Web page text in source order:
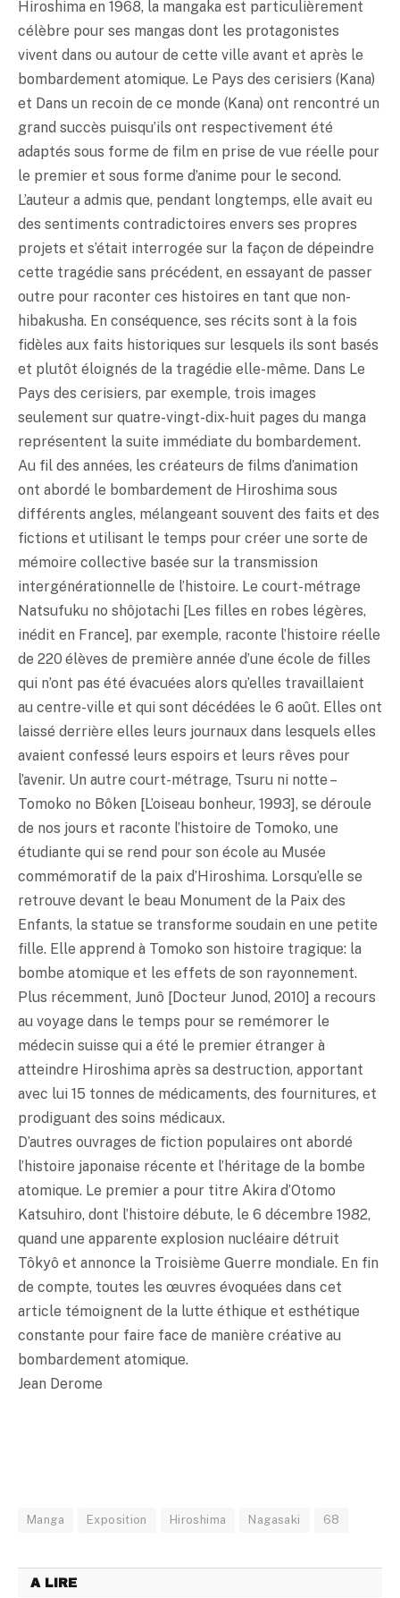
Hiroshima en 1968, la mangaka est particulièrement
célèbre pour ses mangas dont les protagonistes
vivent dans ou autour de cette ville avant et après le
bombardement atomique. Le Pays des cerisiers (Kana)
et Dans un recoin de ce monde (Kana) ont rencontré un
grand succès puisqu’ils ont respectivement été
adaptés sous forme de film en prise de vue réelle pour
le premier et sous forme d’anime pour le second.
L’auteur a admis que, pendant longtemps, elle avait eu
des sentiments contradictoires envers ses propres
projets et s’était interrogée sur la façon de dépeindre
cette tragédie sans précédent, en essayant de passer
outre pour raconter ces histoires en tant que non-
hibakusha. En conséquence, ses récits sont à la fois
fidèles aux faits historiques sur lesquels ils sont basés
et plutôt éloignés de la tragédie elle-même. Dans Le
Pays des cerisiers, par exemple, trois images
seulement sur quatre-vingt-dix-huit pages du manga
représentent la suite immédiate du bombardement.
Au fil des années, les créateurs de films d’animation
ont abordé le bombardement de Hiroshima sous
différents angles, mélangeant souvent des faits et des
fictions et utilisant le temps pour créer une sorte de
mémoire collective basée sur la transmission
intergénérationnelle de l’histoire. Le court-métrage
Natsufuku no shôjotachi [Les filles en robes légères,
inédit en France], par exemple, raconte l’histoire réelle
de 220 élèves de première année d’une école de filles
qui n’ont pas été évacuées alors qu’elles travaillaient
au centre-ville et qui sont décédées le 6 août. Elles ont
laissé derrière elles leurs journaux dans lesquels elles
avaient confessé leurs espoirs et leurs rêves pour
l’avenir. Un autre court-métrage, Tsuru ni notte –
Tomoko no Bôken [L’oiseau bonheur, 1993], se déroule
de nos jours et raconte l’histoire de Tomoko, une
étudiante qui se rend pour son école au Musée
commémoratif de la paix d’Hiroshima. Lorsqu’elle se
retrouve devant le beau Monument de la Paix des
Enfants, la statue se transforme soudain en une petite
fille. Elle apprend à Tomoko son histoire tragique: la
bombe atomique et les effets de son rayonnement.
Plus récemment, Junô [Docteur Junod, 2010] a recours
au voyage dans le temps pour se remémorer le
médecin suisse qui a été le premier étranger à
atteindre Hiroshima après sa destruction, apportant
avec lui 15 tonnes de médicaments, des fournitures, et
prodiguant des soins médicaux.
D’autres ouvrages de fiction populaires ont abordé
l’histoire japonaise récente et l’héritage de la bombe
atomique. Le premier a pour titre Akira d’Otomo
Katsuhiro, dont l’histoire débute, le 6 décembre 1982,
quand une apparente explosion nucléaire détruit
Tôkyô et annonce la Troisième Guerre mondiale. En fin
de compte, toutes les œuvres évoquées dans cet
article témoignent de la lutte éthique et esthétique
constante pour faire face de manière créative au
bombardement atomique.
Jean Derome
Manga Exposition Hiroshima Nagasaki 68
A LIRE